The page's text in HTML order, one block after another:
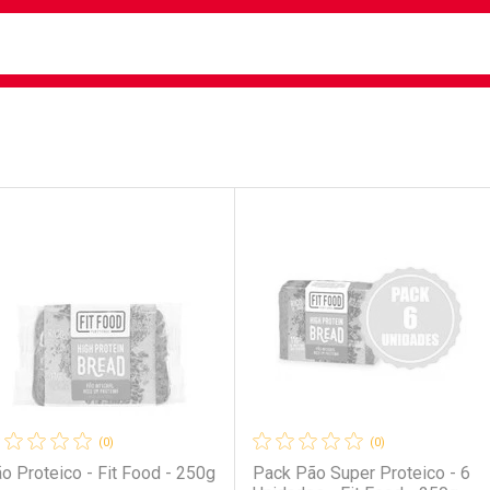
(0)
Proteico - Fit Food - 250g
(0)
Pack Pão Super Proteico - 6